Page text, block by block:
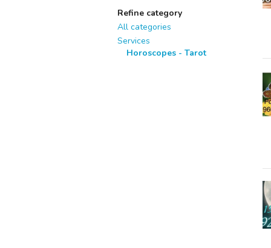
Refine category
All categories
Services
Horoscopes - Tarot